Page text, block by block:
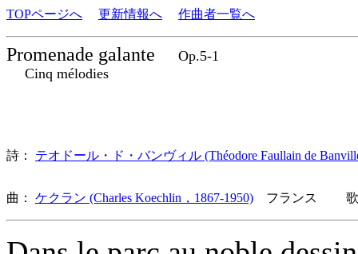
TOPページへ 更新情報へ 作曲者一覧へ
Promenade galante
Op.5-1
Cinq mélodies
詩： テオドール・ド・バンヴィル (Théodore Faullain de
曲： ケクラン (Charles Koechlin，1867-1950) フランス 歌詞